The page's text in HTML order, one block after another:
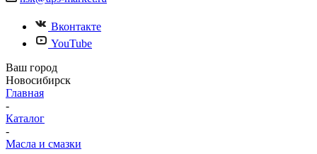
Вконтакте
YouTube
Ваш город
Новосибирск
Главная
-
Каталог
-
Масла и смазки